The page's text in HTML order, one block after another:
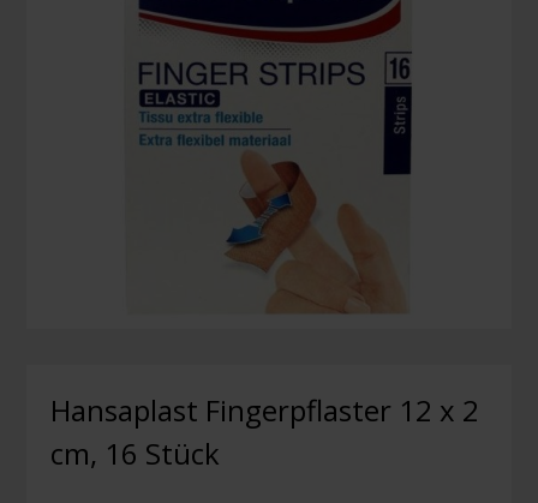
Hansaplast Fingerpflaster 12 x 2
cm, 16 Stück